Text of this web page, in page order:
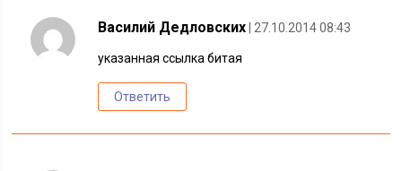
Василий Дедловских | 27.10.2014 08:43
указанная ссылка битая
Ответить